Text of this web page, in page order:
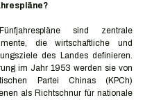
sind zentrale
die wirtschaftliche und
des Landes definieren.
im Jahr 1953 werden sie von
Partei Chinas (KPCh)
als Richtschnur für nationale